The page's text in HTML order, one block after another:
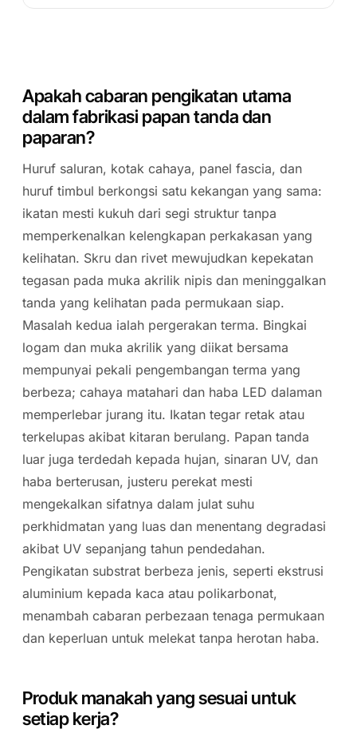
Apakah cabaran pengikatan utama
dalam fabrikasi papan tanda dan
paparan?
Huruf saluran, kotak cahaya, panel fascia, dan
huruf timbul berkongsi satu kekangan yang sama:
ikatan mesti kukuh dari segi struktur tanpa
memperkenalkan kelengkapan perkakasan yang
kelihatan. Skru dan rivet mewujudkan kepekatan
tegasan pada muka akrilik nipis dan meninggalkan
tanda yang kelihatan pada permukaan siap.
Masalah kedua ialah pergerakan terma. Bingkai
logam dan muka akrilik yang diikat bersama
mempunyai pekali pengembangan terma yang
berbeza; cahaya matahari dan haba LED dalaman
memperlebar jurang itu. Ikatan tegar retak atau
terkelupas akibat kitaran berulang. Papan tanda
luar juga terdedah kepada hujan, sinaran UV, dan
haba berterusan, justeru perekat mesti
mengekalkan sifatnya dalam julat suhu
perkhidmatan yang luas dan menentang degradasi
akibat UV sepanjang tahun pendedahan.
Pengikatan substrat berbeza jenis, seperti ekstrusi
aluminium kepada kaca atau polikarbonat,
menambah cabaran perbezaan tenaga permukaan
dan keperluan untuk melekat tanpa herotan haba.
Produk manakah yang sesuai untuk
setiap kerja?